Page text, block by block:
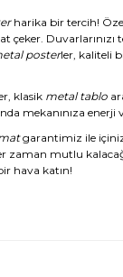
harika bir tercih!
Duvarlarınızı
posterler, kaliteli
klasik metal tablo
mekanınıza enerji
garantimiz ile
zaman mutlu
hava katın!